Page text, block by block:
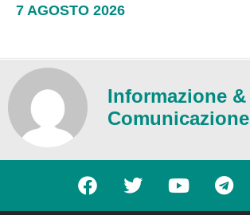
7 AGOSTO 2026
Informazione &
Comunicazione